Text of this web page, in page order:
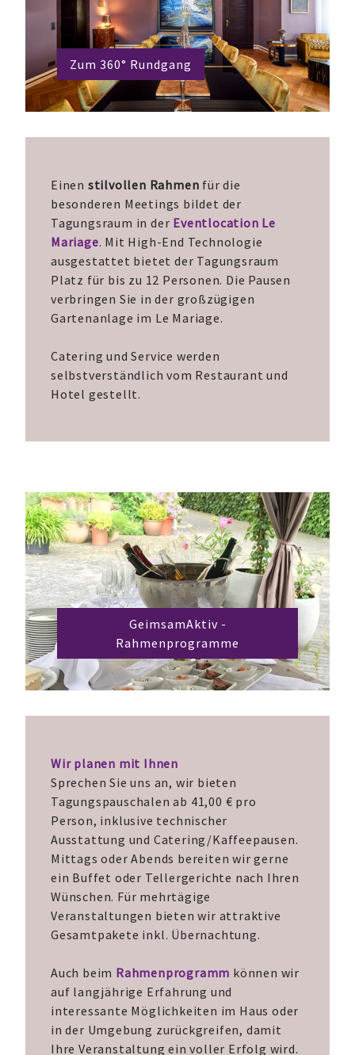
Zum 360° Rundgang
Einen stilvollen Rahmen für die
besonderen Meetings bildet der
Tagungsraum in der Eventlocation Le
Mariage. Mit High-End Technologie
ausgestattet bietet der Tagungsraum
Platz für bis zu 12 Personen. Die Pausen
verbringen Sie in der großzügigen
Gartenanlage im Le Mariage.
Catering und Service werden
selbstverständlich vom Restaurant und
Hotel gestellt.
Wir planen mit Ihnen
Sprechen Sie uns an, wir bieten
Tagungspauschalen ab 41,00 € pro
Person, inklusive technischer
Ausstattung und Catering/Kaffeepausen.
Mittags oder Abends bereiten wir gerne
ein Buffet oder Tellergerichte nach Ihren
Wünschen. Für mehrtägige
Veranstaltungen bieten wir attraktive
Gesamtpakete inkl. Übernachtung.
Auch beim Rahmenprogramm können wir
auf langjährige Erfahrung und
interessante Möglichkeiten im Haus oder
in der Umgebung zurückgreifen, damit
Ihre Veranstaltung ein voller Erfolg wird.
GeimsamAktiv -
Rahmenprogramme